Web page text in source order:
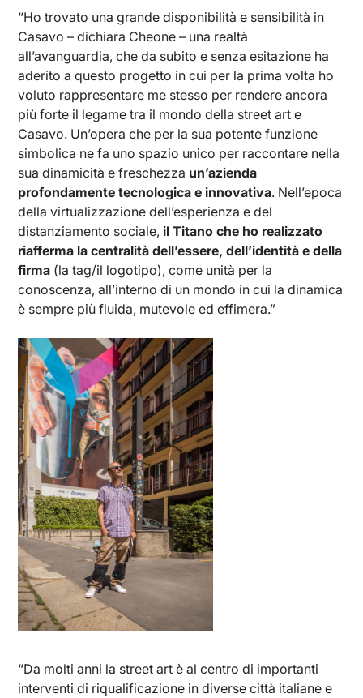
“Ho trovato una grande disponibilità e sensibilità in
Casavo – dichiara Cheone – una realtà
all’avanguardia, che da subito e senza esitazione ha
aderito a questo progetto in cui per la prima volta ho
voluto rappresentare me stesso per rendere ancora
più forte il legame tra il mondo della street art e
Casavo. Un’opera che per la sua potente funzione
simbolica ne fa uno spazio unico per raccontare nella
sua dinamicità e freschezza un’azienda
profondamente tecnologica e innovativa. Nell’epoca
della virtualizzazione dell’esperienza e del
distanziamento sociale, il Titano che ho realizzato
riafferma la centralità dell’essere, dell’identità e della
firma (la tag/il logotipo), come unità per la
conoscenza, all’interno di un mondo in cui la dinamica
è sempre più fluida, mutevole ed effimera.”
“Da molti anni la street art è al centro di importanti
interventi di riqualificazione in diverse città italiane e